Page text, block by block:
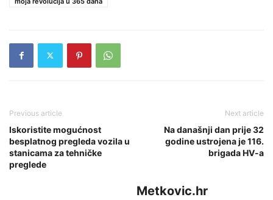
Previous article
Iskoristite mogućnost
besplatnog pregleda vozila u
stanicama za tehničke
preglede
Next article
Na današnji dan prije 32
godine ustrojena je 116.
brigada HV-a
Metkovic.hr